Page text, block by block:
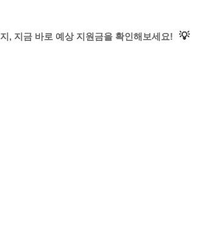
, 지금 바로 예상 지원금을 확인해보세요! 💡